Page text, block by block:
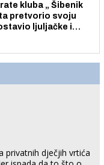
kluba „ Šibenik
pretvorio svoju
ljuljačke i
privatnih dječjih vrtića